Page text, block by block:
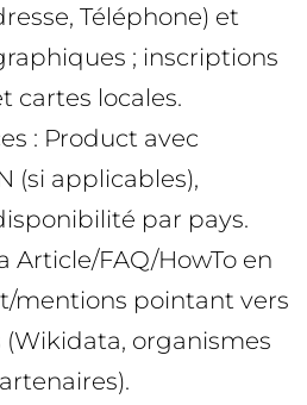
Téléphone) et
; inscriptions
cartes locales.
: Product avec
(si applicables),
par pays.
Article/FAQ/HowTo en
mentions pointant vers
(Wikidata, organismes